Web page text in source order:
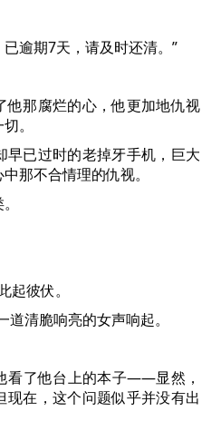
逾期7天，请及时还清。”
他那腐烂的心，他更加地仇视
。
已过时的老掉牙手机，巨大
那不合情理的仇视。
起彼伏。
清脆响亮的女声响起。
看了他台上的本子——显然，
在，这个问题似乎并没有出